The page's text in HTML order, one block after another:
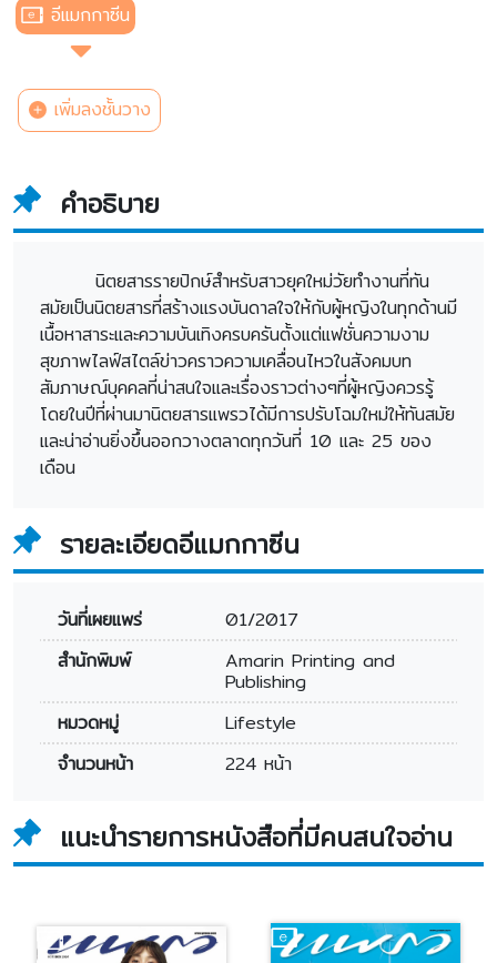
อีแมกกาซีน
เพิ่มลงชั้นวาง
คำอธิบาย
นิตยสารรายปักษ์สำหรับสาวยุคใหม่วัยทำงานที่ทัน
สมัยเป็นนิตยสารที่สร้างแรงบันดาลใจให้กับผู้หญิงในทุกด้านมี
เนื้อหาสาระและความบันเทิงครบครันตั้งแต่แฟชั่นความงาม
สุขภาพไลฟ์สไตล์ข่าวคราวความเคลื่อนไหวในสังคมบท
สัมภาษณ์บุคคลที่น่าสนใจและเรื่องราวต่างๆที่ผู้หญิงควรรู้
โดยในปีที่ผ่านมานิตยสารแพรวได้มีการปรับโฉมใหม่ให้ทันสมัย
และน่าอ่านยิ่งขึ้นออกวางตลาดทุกวันที่ 10 และ 25 ของ
เดือน
รายละเอียดอีแมกกาซีน
วันที่เผยแพร่
01/2017
สำนักพิมพ์
Amarin Printing and
Publishing
หมวดหมู่
Lifestyle
จำนวนหน้า
224 หน้า
แนะนำรายการหนังสือที่มีคนสนใจอ่าน